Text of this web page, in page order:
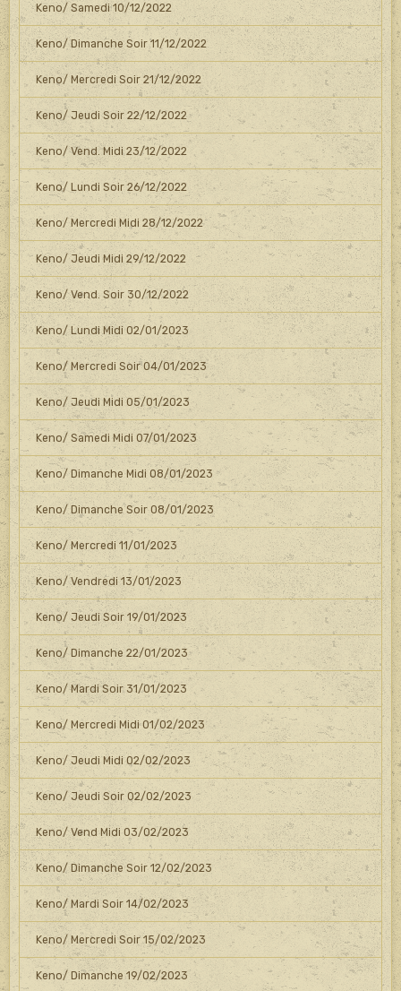
Keno/ Samedi 10/12/2022
Keno/ Dimanche Soir 11/12/2022
Keno/ Mercredi Soir 21/12/2022
Keno/ Jeudi Soir 22/12/2022
Keno/ Vend. Midi 23/12/2022
Keno/ Lundi Soir 26/12/2022
Keno/ Mercredi Midi 28/12/2022
Keno/ Jeudi Midi 29/12/2022
Keno/ Vend. Soir 30/12/2022
Keno/ Lundi Midi 02/01/2023
Keno/ Mercredi Soir 04/01/2023
Keno/ Jeudi Midi 05/01/2023
Keno/ Samedi Midi 07/01/2023
Keno/ Dimanche Midi 08/01/2023
Keno/ Dimanche Soir 08/01/2023
Keno/ Mercredi 11/01/2023
Keno/ Vendredi 13/01/2023
Keno/ Jeudi Soir 19/01/2023
Keno/ Dimanche 22/01/2023
Keno/ Mardi Soir 31/01/2023
Keno/ Mercredi Midi 01/02/2023
Keno/ Jeudi Midi 02/02/2023
Keno/ Jeudi Soir 02/02/2023
Keno/ Vend Midi 03/02/2023
Keno/ Dimanche Soir 12/02/2023
Keno/ Mardi Soir 14/02/2023
Keno/ Mercredi Soir 15/02/2023
Keno/ Dimanche 19/02/2023